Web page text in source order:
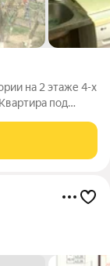
на 2 этаже 4-х
под